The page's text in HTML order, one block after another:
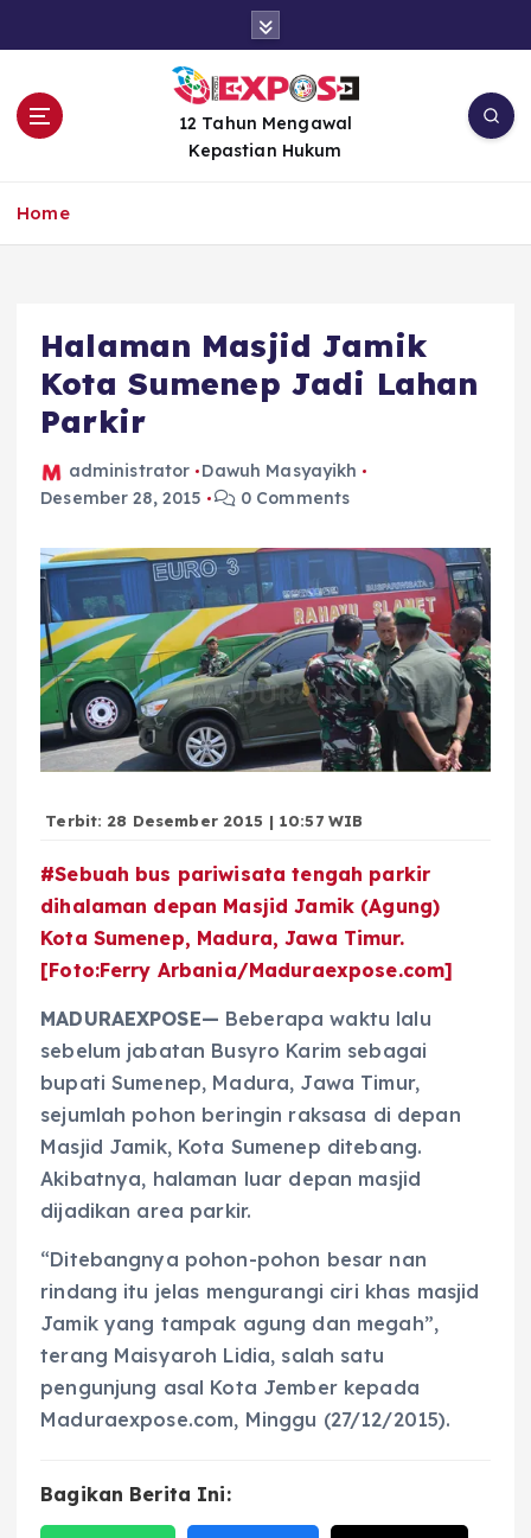
12 Tahun Mengawal
Kepastian Hukum
Home
Halaman Masjid Jamik
Kota Sumenep Jadi Lahan
Parkir
administrator
Dawuh Masyayikh
Desember 28, 2015
0 Comments
Terbit: 28 Desember 2015 | 10:57 WIB
#Sebuah bus pariwisata tengah parkir
dihalaman depan Masjid Jamik (Agung)
Kota Sumenep, Madura, Jawa Timur.
[Foto:Ferry Arbania/Maduraexpose.com]
MADURAEXPOSE— Beberapa waktu lalu
sebelum jabatan Busyro Karim sebagai
bupati Sumenep, Madura, Jawa Timur,
sejumlah pohon beringin raksasa di depan
Masjid Jamik, Kota Sumenep ditebang.
Akibatnya, halaman luar depan masjid
dijadikan area parkir.
“Ditebangnya pohon-pohon besar nan
rindang itu jelas mengurangi ciri khas masjid
Jamik yang tampak agung dan megah”,
terang Maisyaroh Lidia, salah satu
pengunjung asal Kota Jember kepada
Maduraexpose.com, Minggu (27/12/2015).
Bagikan Berita Ini: